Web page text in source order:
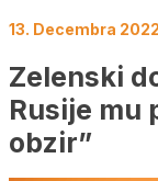
13. Decembra
Zelenski
Rusije mu
obzir”